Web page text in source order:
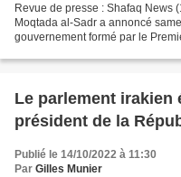
Revue de presse : Shafaq News
Moqtada al-Sadr a annoncé
gouvernement formé par le
Le parlement irakien
président de la
Publié le 14/10/2022 à 11:30
Par Gilles Munier